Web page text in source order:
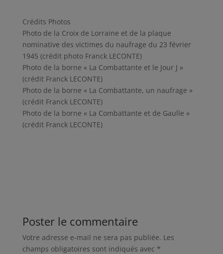
Crédits Photos
Photo de la Croix de Lorraine et de la plaque
nominative des victimes du naufrage du 23 février
1945 (crédit photo Franck LECONTE)
Photo de la borne « La Combattante et le Jour J »
(crédit Franck LECONTE)
Photo de la borne « La Combattante, un naufrage »
(crédit Franck LECONTE)
Photo de la borne « La Combattante et de Gaulle »
(crédit Franck LECONTE)
Poster le commentaire
Votre adresse e-mail ne sera pas publiée. Les
champs obligatoires sont indiqués avec *